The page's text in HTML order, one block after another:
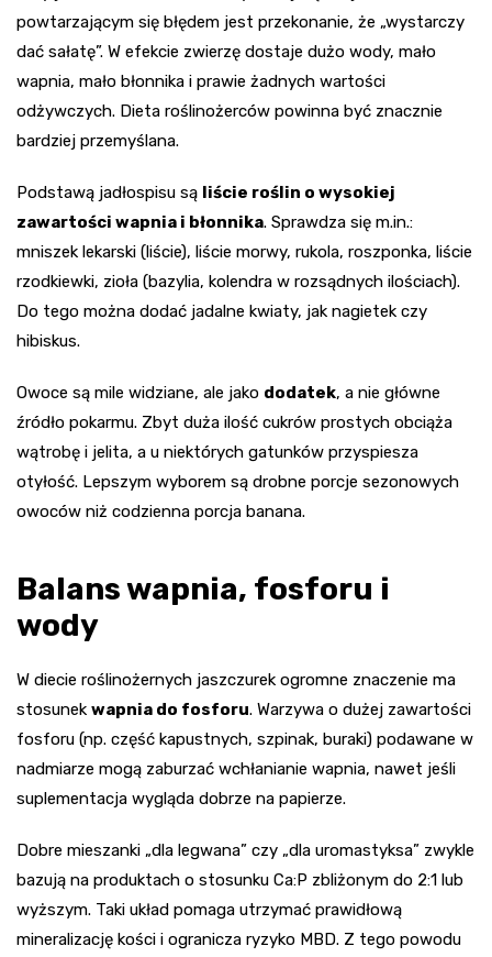
powtarzającym się błędem jest przekonanie, że „wystarczy
dać sałatę”. W efekcie zwierzę dostaje dużo wody, mało
wapnia, mało błonnika i prawie żadnych wartości
odżywczych. Dieta roślinożerców powinna być znacznie
bardziej przemyślana.
Podstawą jadłospisu są liście roślin o wysokiej
zawartości wapnia i błonnika. Sprawdza się m.in.:
mniszek lekarski (liście), liście morwy, rukola, roszponka, liście
rzodkiewki, zioła (bazylia, kolendra w rozsądnych ilościach).
Do tego można dodać jadalne kwiaty, jak nagietek czy
hibiskus.
Owoce są mile widziane, ale jako dodatek, a nie główne
źródło pokarmu. Zbyt duża ilość cukrów prostych obciąża
wątrobę i jelita, a u niektórych gatunków przyspiesza
otyłość. Lepszym wyborem są drobne porcje sezonowych
owoców niż codzienna porcja banana.
Balans wapnia, fosforu i
wody
W diecie roślinożernych jaszczurek ogromne znaczenie ma
stosunek wapnia do fosforu. Warzywa o dużej zawartości
fosforu (np. część kapustnych, szpinak, buraki) podawane w
nadmiarze mogą zaburzać wchłanianie wapnia, nawet jeśli
suplementacja wygląda dobrze na papierze.
Dobre mieszanki „dla legwana” czy „dla uromastyksa” zwykle
bazują na produktach o stosunku Ca:P zbliżonym do 2:1 lub
wyższym. Taki układ pomaga utrzymać prawidłową
mineralizację kości i ogranicza ryzyko MBD. Z tego powodu